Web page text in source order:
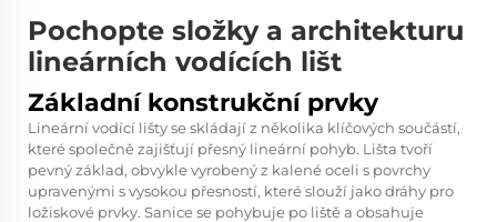
Pochopte složky a architekturu
lineárních vodících lišt
Základní konstrukční prvky
Lineární vodící lišty se skládají z několika klíčových součástí,
které společně zajišťují přesný lineární pohyb. Lišta tvoří
pevný základ, obvykle vyrobený z kalené oceli s povrchy
upravenými s vysokou přesností, které slouží jako dráhy pro
ložiskové prvky. Sanice se pohybuje po liště a obsahuje